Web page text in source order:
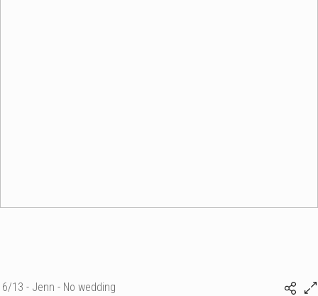
6/13 - Jenn - No wedding